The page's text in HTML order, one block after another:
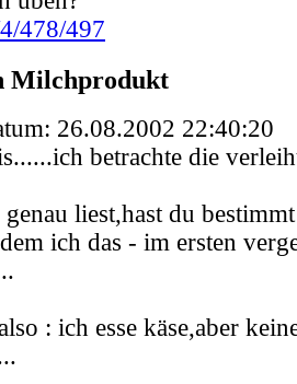
478/497
Milchprodukt
26.08.2002 22:40:20
betrachte die
liest,hast du
ich das - im ersten
: ich esse käse,aber